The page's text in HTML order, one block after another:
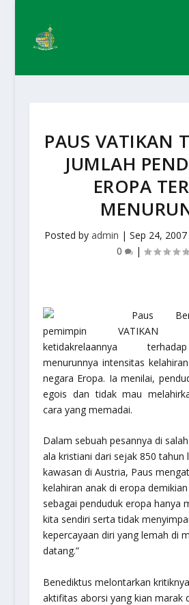
PAUS VATIKAN
JUMLAH
EROPA
Posted by admin | Sep 24, 2007
0
|
Paus
pemimpin VATIKAN
ketidakrelaannya
menurunnya intensitas
negara Eropa. Ia menilai,
egois dan tidak mau
cara yang memadai.
Dalam sebuah pesannya di
ala kristiani dari sejak 850 tahun
kawasan di Austria, Paus
kelahiran anak di eropa
sebagai penduduk eropa hanya
kita sendiri serta tidak
kepercayaan diri yang lemah di
datang.”
Benediktus melontarkan
aktifitas aborsi yang kian marak